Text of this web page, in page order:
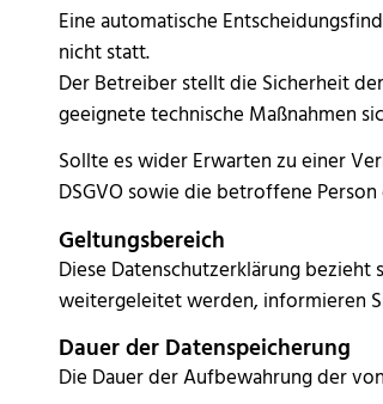
Eine automatische
nicht statt.
Der Betreiber stellt die Sicherheit
geeignete technische Maßnahmen
Sollte es wider Erwarten zu einer
DSGVO sowie die betroffene
Geltungsbereich
Diese Datenschutzerklärung bezieht
weitergeleitet werden, informieren
Dauer der Datenspeicherung
Die Dauer der Aufbewahrung der